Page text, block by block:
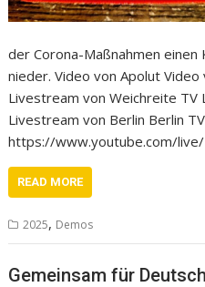
der Corona-Maßnahmen
nieder. Video von Apolut Video
Livestream von Weichreite TV
Livestream von Berlin Berlin TV
https://www.youtube.com/live/
READ MORE
2025, Demos
Gemeinsam für